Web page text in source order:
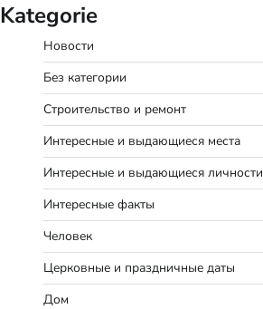
Kategorie
Новости
Без категории
Строительство и ремонт
Интересные и выдающиеся места
Интересные и выдающиеся личности
Интересные факты
Человек
Церковные и праздничные даты
Дом